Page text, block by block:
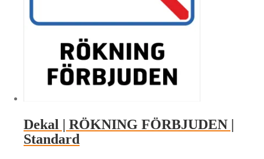
produktsidan
Dekal | RÖKNING FÖRBJUDEN |
Standard